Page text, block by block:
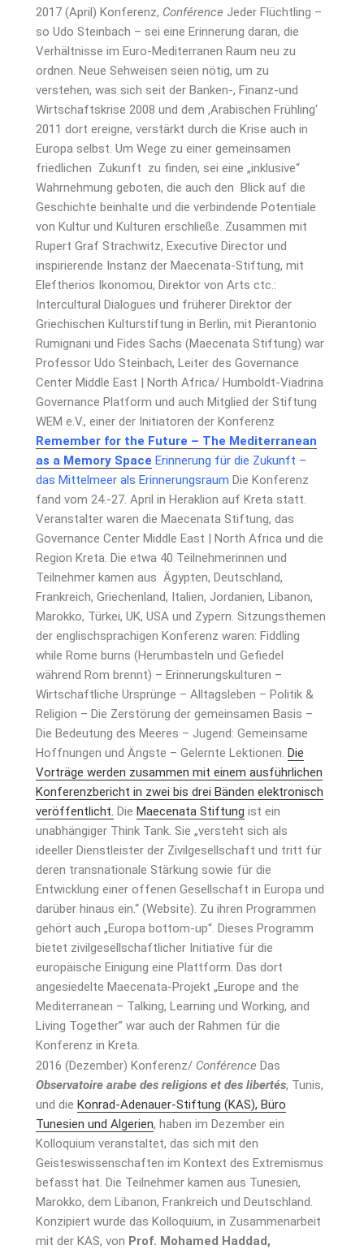
2017 (April) Konferenz, Conférence Jeder Flüchtling –
so Udo Steinbach – sei eine Erinnerung daran, die
Verhältnisse im Euro-Mediterranen Raum neu zu
ordnen. Neue Sehweisen seien nötig, um zu
verstehen, was sich seit der Banken-, Finanz-und
Wirtschaftskrise 2008 und dem ‚Arabischen Frühling‘
2011 dort ereigne, verstärkt durch die Krise auch in
Europa selbst. Um Wege zu einer gemeinsamen
friedlichen Zukunft zu finden, sei eine „inklusive“
Wahrnehmung geboten, die auch den Blick auf die
Geschichte beinhalte und die verbindende Potentiale
von Kultur und Kulturen erschließe. Zusammen mit
Rupert Graf Strachwitz, Executive Director und
inspirierende Instanz der Maecenata-Stiftung, mit
Eleftherios Ikonomou, Direktor von Arts ctc.:
Intercultural Dialogues und früherer Direktor der
Griechischen Kulturstiftung in Berlin, mit Pierantonio
Rumignani und Fides Sachs (Maecenata Stiftung) war
Professor Udo Steinbach, Leiter des Governance
Center Middle East | North Africa/ Humboldt-Viadrina
Governance Platform und auch Mitglied der Stiftung
WEM e.V., einer der Initiatoren der Konferenz
Remember for the Future – The Mediterranean
as a Memory Space Erinnerung für die Zukunft –
das Mittelmeer als Erinnerungsraum Die Konferenz
fand vom 24.-27. April in Heraklion auf Kreta statt.
Veranstalter waren die Maecenata Stiftung, das
Governance Center Middle East | North Africa und die
Region Kreta. Die etwa 40 Teilnehmerinnen und
Teilnehmer kamen aus Ägypten, Deutschland,
Frankreich, Griechenland, Italien, Jordanien, Libanon,
Marokko, Türkei, UK, USA und Zypern. Sitzungsthemen
der englischsprachigen Konferenz waren: Fiddling
while Rome burns (Herumbasteln und Gefiedel
während Rom brennt) – Erinnerungskulturen –
Wirtschaftliche Ursprünge – Alltagsleben – Politik &
Religion – Die Zerstörung der gemeinsamen Basis –
Die Bedeutung des Meeres – Jugend: Gemeinsame
Hoffnungen und Ängste – Gelernte Lektionen.Die
Vorträge werden zusammen mit einem ausführlichen
Konferenzbericht in zwei bis drei Bänden elektronisch
veröffentlicht. DieMaecenata Stiftung ist ein
unabhängiger Think Tank. Sie „versteht sich als
ideeller Dienstleister der Zivilgesellschaft und tritt für
deren transnationale Stärkung sowie für die
Entwicklung einer offenen Gesellschaft in Europa und
darüber hinaus ein.“ (Website). Zu ihren Programmen
gehört auch „Europa bottom-up“. Dieses Programm
bietet zivilgesellschaftlicher Initiative für die
europäische Einigung eine Plattform. Das dort
angesiedelte Maecenata-Projekt „Europe and the
Mediterranean – Talking, Learning und Working, and
Living Together” war auch der Rahmen für die
Konferenz in Kreta.
2016 (Dezember) Konferenz/ Conférence Das
Observatoire arabe des religions et des libertés, Tunis,
und dieKonrad-Adenauer-Stiftung (KAS), Büro
Tunesien und Algerien, haben im Dezember ein
Kolloquium veranstaltet, das sich mit den
Geisteswissenschaften im Kontext des Extremismus
befasst hat. Die Teilnehmer kamen aus Tunesien,
Marokko, dem Libanon, Frankreich und Deutschland.
Konzipiert wurde das Kolloquium, in Zusammenarbeit
mit der KAS, von Prof. Mohamed Haddad,